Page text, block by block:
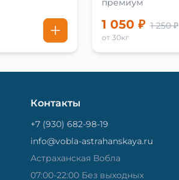
премиум
1 050 ₽ 1 250 ₽
от 30кг
Контакты
+7 (930) 682-98-19
info@vobla-astrahanskaya.ru
Астраханская Вобла
07:00-22:00 Без выходных